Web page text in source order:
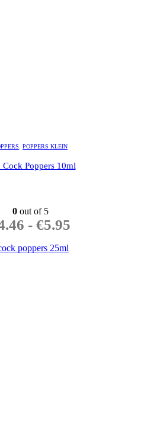
, POPPERS KLEIN
Cock Poppers 10ml
0out of 5
- €5.95